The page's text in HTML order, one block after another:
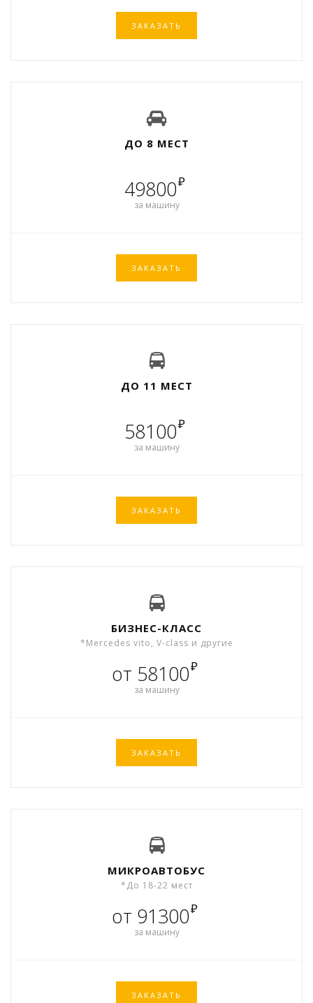
ЗАКАЗАТЬ
ДО 8 МЕСТ
49800₽
за машину
ЗАКАЗАТЬ
ДО 11 МЕСТ
58100₽
за машину
ЗАКАЗАТЬ
БИЗНЕС-КЛАСС
*Mercedes vito, V-class и другие
от 58100₽
за машину
ЗАКАЗАТЬ
МИКРОАВТОБУС
*До 18-22 мест
от 91300₽
за машину
ЗАКАЗАТЬ